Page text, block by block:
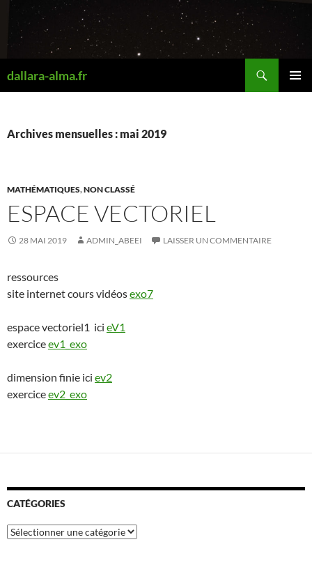
contenu
dallara-alma.fr
Archives mensuelles : mai 2019
MATHÉMATIQUES,NON CLASSÉ
ESPACE VECTORIEL
28 MAI 2019 ADMIN_ABEEI LAISSER UN COMMENTAIRE
ressources
site internet cours vidéosexo7
espace vectoriel1 ici eV1
exerciceev1_exo
dimension finie ici ev2
exerciceev2_exo
CATÉGORIES
Catégories